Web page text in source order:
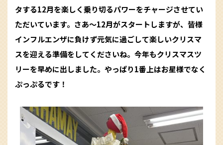
タする12月を楽しく乗り切るパワーをチャージさせてい
ただいています。さあ〜12月がスタートしますが、皆様
インフルエンザに負けず元気に過ごして楽しいクリスマ
スを迎える準備をしてくださいね。今年もクリスマスツ
リーを早めに出しました。やっぱり1番上はお星様でなく
ぷっぷるです！